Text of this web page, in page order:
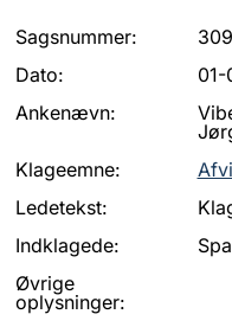
Sagsnummer:
Dato:
01-
Ankenævn:
Klageemne:
Ledetekst:
Indklagede:
Øvrige
oplysninger: